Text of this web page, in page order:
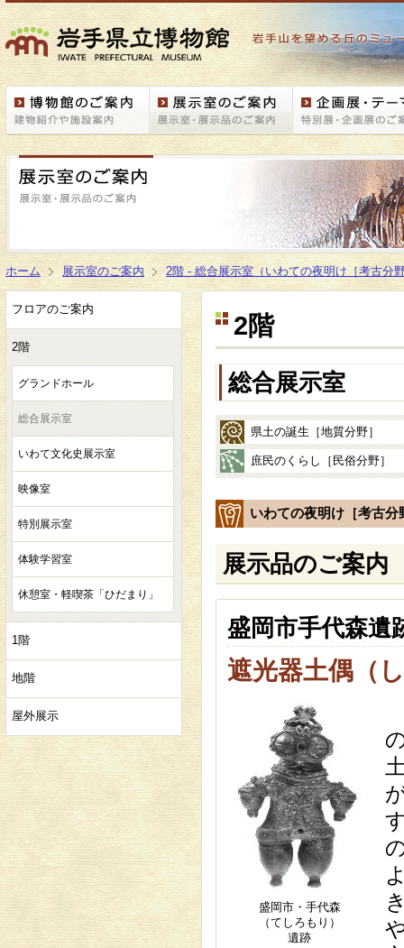
ホーム 展示室のご案内 2階 - 総合展示室（いわての夜明け［考古分
フロアのご案内
2階
グランドホール
総合展示室
いわて文化史展示室
映像室
特別展示室
体験学習室
休憩室・軽喫茶「ひだまり」
1階
地階
屋外展示
2階
総合展示室
県土の誕生［地質分野］
庶民のくらし［民俗分野］
いわての夜明け［考古分
展示品のご案内
盛岡市手代森遺
遮光器土偶（
盛岡市・手代森
（てしろもり）
遺跡